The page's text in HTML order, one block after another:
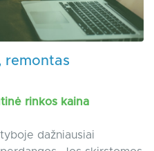
remontas
rinkos kaina
dažniausiai